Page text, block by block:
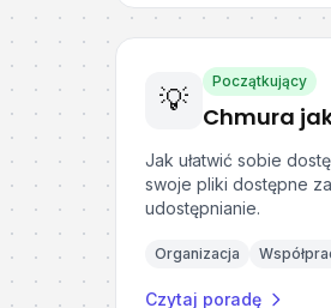
💡
Początkujący
Chmura
Jak ułatwić sobie
swoje pliki dostępne
udostępnianie.
Organizacja
Czytaj poradę